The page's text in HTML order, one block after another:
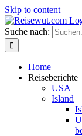
Skip to content
Suche nach:
Home
Reiseberichte
USA
Island